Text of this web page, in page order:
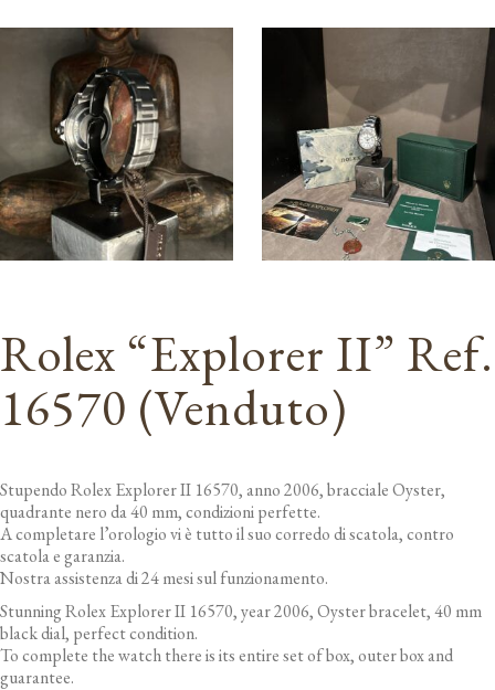
Rolex “Explorer II” Ref.
16570 (Venduto)
Stupendo Rolex Explorer II 16570, anno 2006, bracciale Oyster,
quadrante nero da 40 mm, condizioni perfette.
A completare l’orologio vi è tutto il suo corredo di scatola, contro
scatola e garanzia.
Nostra assistenza di 24 mesi sul funzionamento.
Stunning Rolex Explorer II 16570, year 2006, Oyster bracelet, 40 mm
black dial, perfect condition.
To complete the watch there is its entire set of box, outer box and
guarantee.